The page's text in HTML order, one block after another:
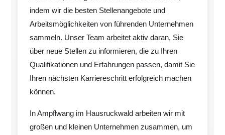
indem wir die besten Stellenangebote und
Arbeitsmöglichkeiten von führenden Unternehmen
sammeln. Unser Team arbeitet aktiv daran, Sie
über neue Stellen zu informieren, die zu Ihren
Qualifikationen und Erfahrungen passen, damit Sie
Ihren nächsten Karriereschritt erfolgreich machen
können.
In Ampflwang im Hausruckwald arbeiten wir mit
großen und kleinen Unternehmen zusammen, um